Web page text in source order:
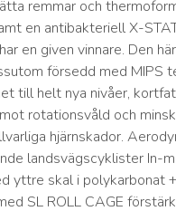
remmar och
en antibakteriell X-
en given vinnare. Den här
försedd med MIPS
till helt nya nivåer,
rotationsvåld och
hjärnskador.
landsvägscyklister In-
yttre skal i polykarbonat
SL ROLL CAGE